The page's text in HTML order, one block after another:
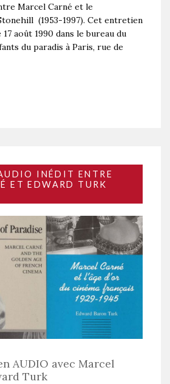
Marcel Carné et le
(1953-1997). Cet entretien
août 1990 dans le bureau du
du paradis à Paris, rue de
INÉDIT ENTRE
ET EDWARD TURK
AUDIO avec Marcel
Turk